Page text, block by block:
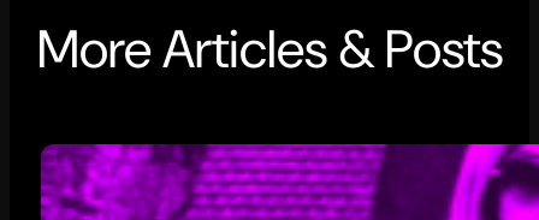
More Articles & Posts